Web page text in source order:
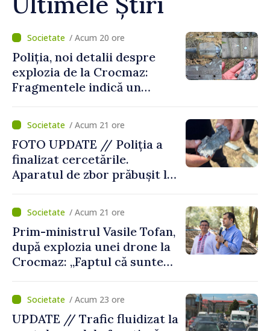
/ Acum 20 ore
Poliția, noi detalii despre
explozia de la Crocmaz:
Fragmentele indică un
rachetă”
/ Acum 21 ore
FOTO UPDATE // Poliția a
finalizat cercetările.
Aparatul de zbor prăbușit la
„dronă-rachetă”
/ Acum 21 ore
Prim-ministrul Vasile Tofan,
după explozia unei drone la
Crocmaz: „Faptul că suntem
ne protejează”
/ Acum 23 ore
UPDATE // Trafic fluidizat la